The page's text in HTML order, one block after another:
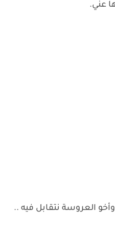
عني.
وأخو العروسة نتقابل فيه ..